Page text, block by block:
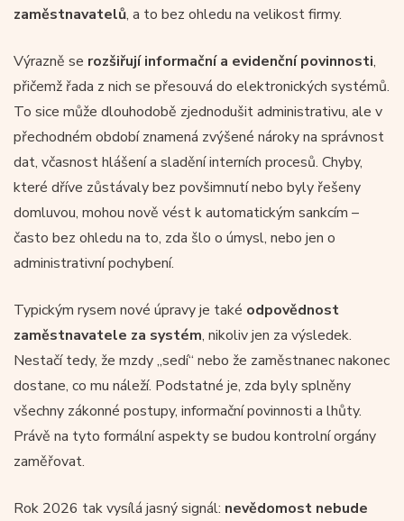
zaměstnavatelů, a to bez ohledu na velikost firmy.
Výrazně se rozšiřují informační a evidenční povinnosti,
přičemž řada z nich se přesouvá do elektronických systémů.
To sice může dlouhodobě zjednodušit administrativu, ale v
přechodném období znamená zvýšené nároky na správnost
dat, včasnost hlášení a sladění interních procesů. Chyby,
které dříve zůstávaly bez povšimnutí nebo byly řešeny
domluvou, mohou nově vést k automatickým sankcím –
často bez ohledu na to, zda šlo o úmysl, nebo jen o
administrativní pochybení.
Typickým rysem nové úpravy je také odpovědnost
zaměstnavatele za systém, nikoliv jen za výsledek.
Nestačí tedy, že mzdy „sedí“ nebo že zaměstnanec nakonec
dostane, co mu náleží. Podstatné je, zda byly splněny
všechny zákonné postupy, informační povinnosti a lhůty.
Právě na tyto formální aspekty se budou kontrolní orgány
zaměřovat.
Rok 2026 tak vysílá jasný signál: nevědomost nebude